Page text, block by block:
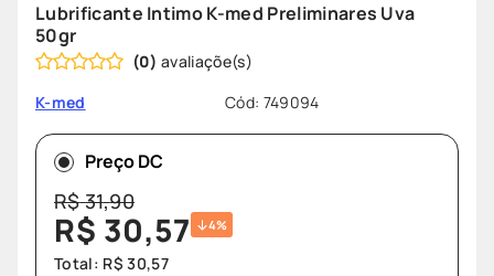
7º
protetor solar
8º
desodorante
Lubrificante Intimo K-med Preliminares Uva
50gr
(0)
K-med
Cód: 749094
Preço DC
R$31,90
R$ 30,57 4%
Total: R$ 30,57